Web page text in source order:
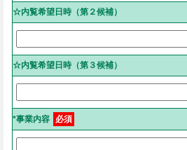
☆内覧希望日時（第２候補）
☆内覧希望日時（第３候補）
*事業内容 必須